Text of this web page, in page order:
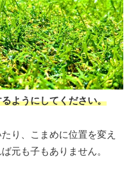
ようにしてください。
り、こまめに位置を変え
元も子もありません。